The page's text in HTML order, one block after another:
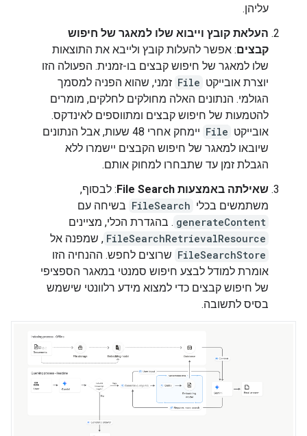
עליהן.
העלאת קובץ וייבוא שלו למאגר של חיפוש
קבצים: אפשר להעלות קובץ ולייבא את התוצאות
שלו למאגר של חיפוש קבצים בו-זמנית. הפעולה הזו
יוצרת אובייקט File זמני, שהוא הפניה למסמך
הגולמי. הנתונים האלה מחולקים לחלקים, מומרים
להטמעות של חיפוש קבצים ומתווספים לאינדקס.
אובייקט File
יימחק אחרי 48 שעות, אבל הנתונים
שיובאו למאגר של חיפוש הקבצים יישמרו ללא
הגבלת זמן עד שתבחרו למחוק אותם.
שאילתה באמצעות File Search
: לבסוף,
משתמשים בכלי FileSearch בשיחה עם
generateContent . בהגדרת הכלי, מציינים
FileSearchRetrievalResource , שמפנה אל
FileSearchStore שרוצים לחפש. ההנחיה הזו
אומרת למודל לבצע חיפוש סמנטי במאגר הספציפי
של חיפוש קבצים כדי למצוא מידע רלוונטי שישמש
בסיס לתשובה.